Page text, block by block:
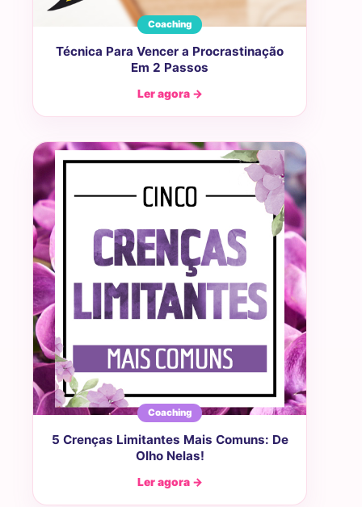
Coaching
Técnica Para Vencer a Procrastinação
Em 2 Passos
Ler agora →
Coaching
5 Crenças Limitantes Mais Comuns: De
Olho Nelas!
Ler agora →